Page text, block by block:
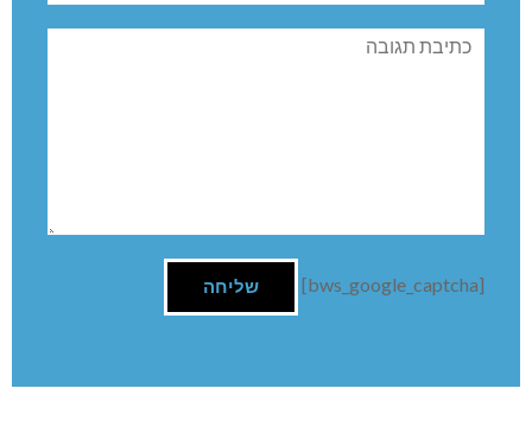
תגובה
[bws_google_captcha]